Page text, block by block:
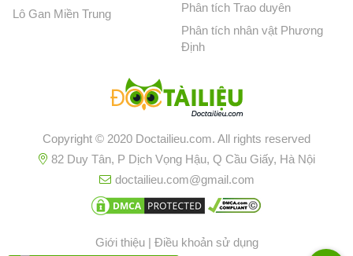
Lô Gan Miền Trung
Phân tích Trao duyên
Phân tích nhân vật Phương
Định
Copyright © 2020 Doctailieu.com. All rights reserved
82 Duy Tân, P Dịch Vọng Hậu, Q Cầu Giấy, Hà Nội
doctailieu.com@gmail.com
Giới thiệu| Điều khoản sử dụng